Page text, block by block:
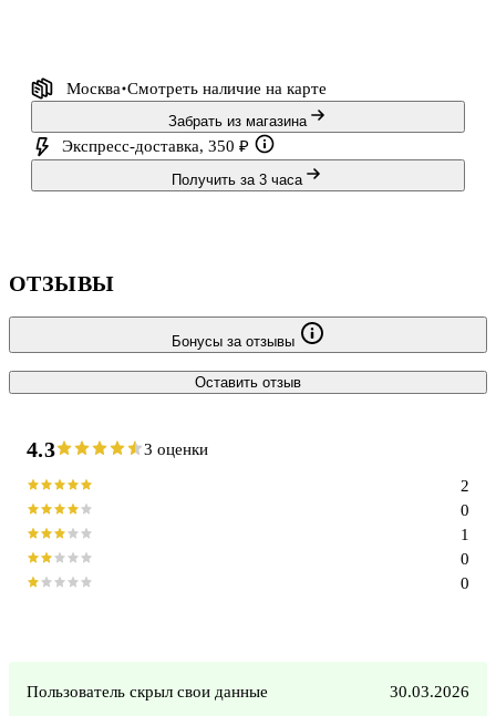
Москва Смотреть наличие на карте
Забрать из магазина
Экспресс-доставка, 350 ₽
Получить за 3 часа
ОТЗЫВЫ
Бонусы за отзывы
Оставить отзыв
4.3 3 оценки
0
0
1
0
2
Пользователь скрыл свои данные 30.03.2026